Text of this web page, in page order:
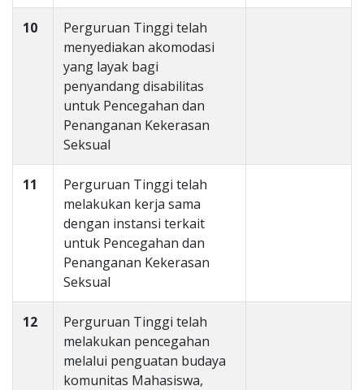
10
Perguruan Tinggi telah
menyediakan akomodasi
yang layak bagi
penyandang disabilitas
untuk Pencegahan dan
Penanganan Kekerasan
Seksual
11
Perguruan Tinggi telah
melakukan kerja sama
dengan instansi terkait
untuk Pencegahan dan
Penanganan Kekerasan
Seksual
12
Perguruan Tinggi telah
melakukan pencegahan
melalui penguatan budaya
komunitas Mahasiswa,